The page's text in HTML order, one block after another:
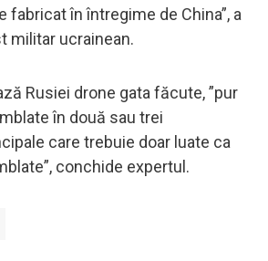
fabricat în întregime de China”, a
militar ucrainean.
Rusiei drone gata făcute, ”pur
în două sau trei
care trebuie doar luate ca
conchide expertul.